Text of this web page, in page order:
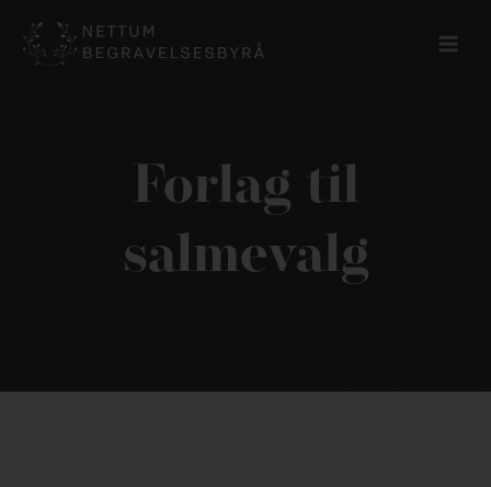
content
Forlag til
salmevalg